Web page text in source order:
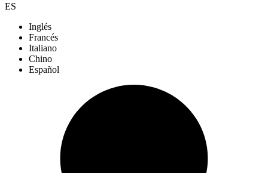
ES
Inglés
Francés
Italiano
Chino
Español